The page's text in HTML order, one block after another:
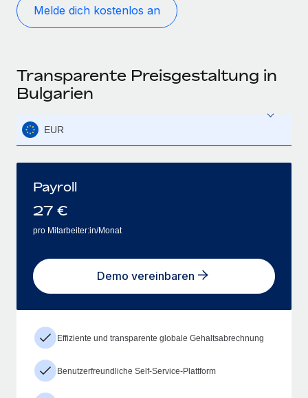
Melde dich kostenlos an
Transparente Preisgestaltung in
Bulgarien
EUR
Payroll
27 €
pro Mitarbeiter:in/Monat
Demo vereinbaren
Effiziente und transparente globale Gehaltsabrechnung
Benutzerfreundliche Self-Service-Plattform